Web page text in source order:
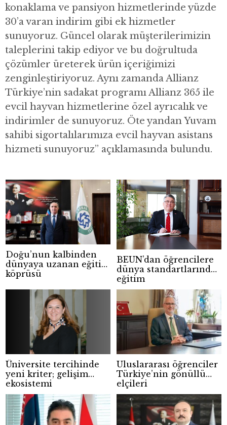
konaklama ve pansiyon hizmetlerinde yüzde
30’a varan indirim gibi ek hizmetler
sunuyoruz. Güncel olarak müşterilerimizin
taleplerini takip ediyor ve bu doğrultuda
çözümler üreterek ürün içeriğimizi
zenginleştiriyoruz. Aynı zamanda Allianz
Türkiye’nin sadakat programı Allianz 365 ile
evcil hayvan hizmetlerine özel ayrıcalık ve
indirimler de sunuyoruz. Öte yandan Yuvam
sahibi sigortalılarımıza evcil hayvan asistans
hizmeti sunuyoruz” açıklamasında bulundu.
Doğu’nun kalbinden
dünyaya uzanan eğitim
köprüsü
BEUN’dan öğrencilere
dünya standartlarında
eğitim
Üniversite tercihinde
yeni kriter; gelişim
ekosistemi
Uluslararası öğrenciler
Türkiye’nin gönüllü
elçileri